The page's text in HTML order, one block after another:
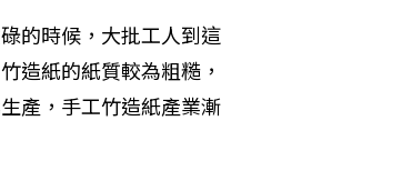
的時候，大批工人到這
造紙的紙質較為粗糙，
產，手工竹造紙產業漸